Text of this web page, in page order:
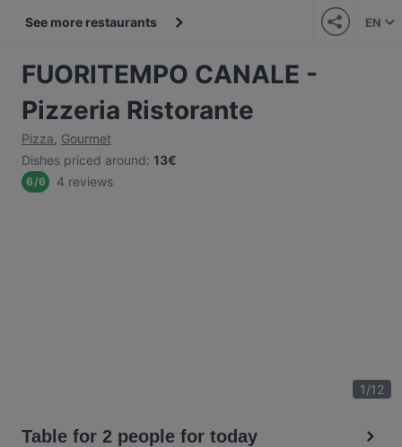
See more restaurants EN
FUORITEMPO CANALE -
Pizzeria Ristorante
Pizza, Gourmet
Dishes priced around: 13€
6/6 4 reviews
1/12
Table for 2 people for today